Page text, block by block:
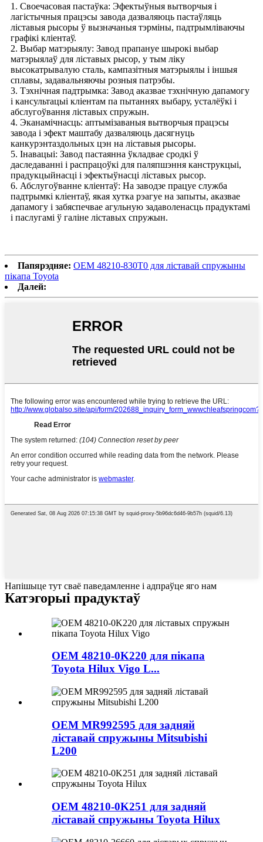
1. Своечасовая пастаўка: Эфектыўныя вытворчыя і
лагістычныя працэсы завода дазваляюць пастаўляць
ліставыя рысоры ў вызначаныя тэрміны, падтрымліваючы
графікі кліентаў.
2. Выбар матэрыялу: Завод прапануе шырокі выбар
матэрыялаў для ліставых рысор, у тым ліку
высокатрывалую сталь, кампазітныя матэрыялы і іншыя
сплавы, задавальняючы розныя патрэбы.
3. Тэхнічная падтрымка: Завод аказвае тэхнічную дапамогу
і кансультацыі кліентам па пытаннях выбару, усталёўкі і
абслугоўвання ліставых спружын.
4. Эканамічнасць: аптымізаваныя вытворчыя працэсы
завода і эфект маштабу дазваляюць дасягнуць
канкурэнтаздольных цэн на ліставыя рысоры.
5. Інавацыі: Завод пастаянна ўкладвае сродкі ў
даследаванні і распрацоўкі для паляпшэння канструкцыі,
прадукцыйнасці і эфектыўнасці ліставых рысор.
6. Абслугоўванне кліентаў: На заводзе працуе служба
падтрымкі кліентаў, якая хутка рэагуе на запыты, аказвае
дапамогу і забяспечвае агульную задаволенасць прадуктамі
і паслугамі ў галіне ліставых спружын.
Папярэдняе: OEM 48210-830T0 для ліставай спружыны
пікапа Toyota
Далей:
Напішыце тут сваё паведамленне і адпраўце яго нам
Катэгорыі прадуктаў
OEM 48210-0K220 для пікапа
Toyota Hilux Vigo L...
OEM MR992595 для задняй
ліставай спружыны Mitsubishi
L200
OEM 48210-0K251 для задняй
ліставай спружыны Toyota Hilux